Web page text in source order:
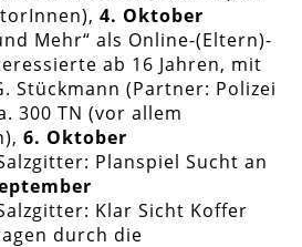
4. Oktober
Mehr“ als Online-(Eltern)-
ab 16 Jahren, mit
Stückmann (Partner: Polizei
300 TN (vor allem
6. Oktober
Planspiel Sucht an
Klar Sicht Koffer
durch die